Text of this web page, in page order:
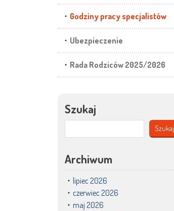
Godziny pracy specjalistów
Ubezpieczenie
Rada Rodziców 2025/2026
Szukaj
Szukaj
Archiwum
lipiec 2026
czerwiec 2026
maj 2026